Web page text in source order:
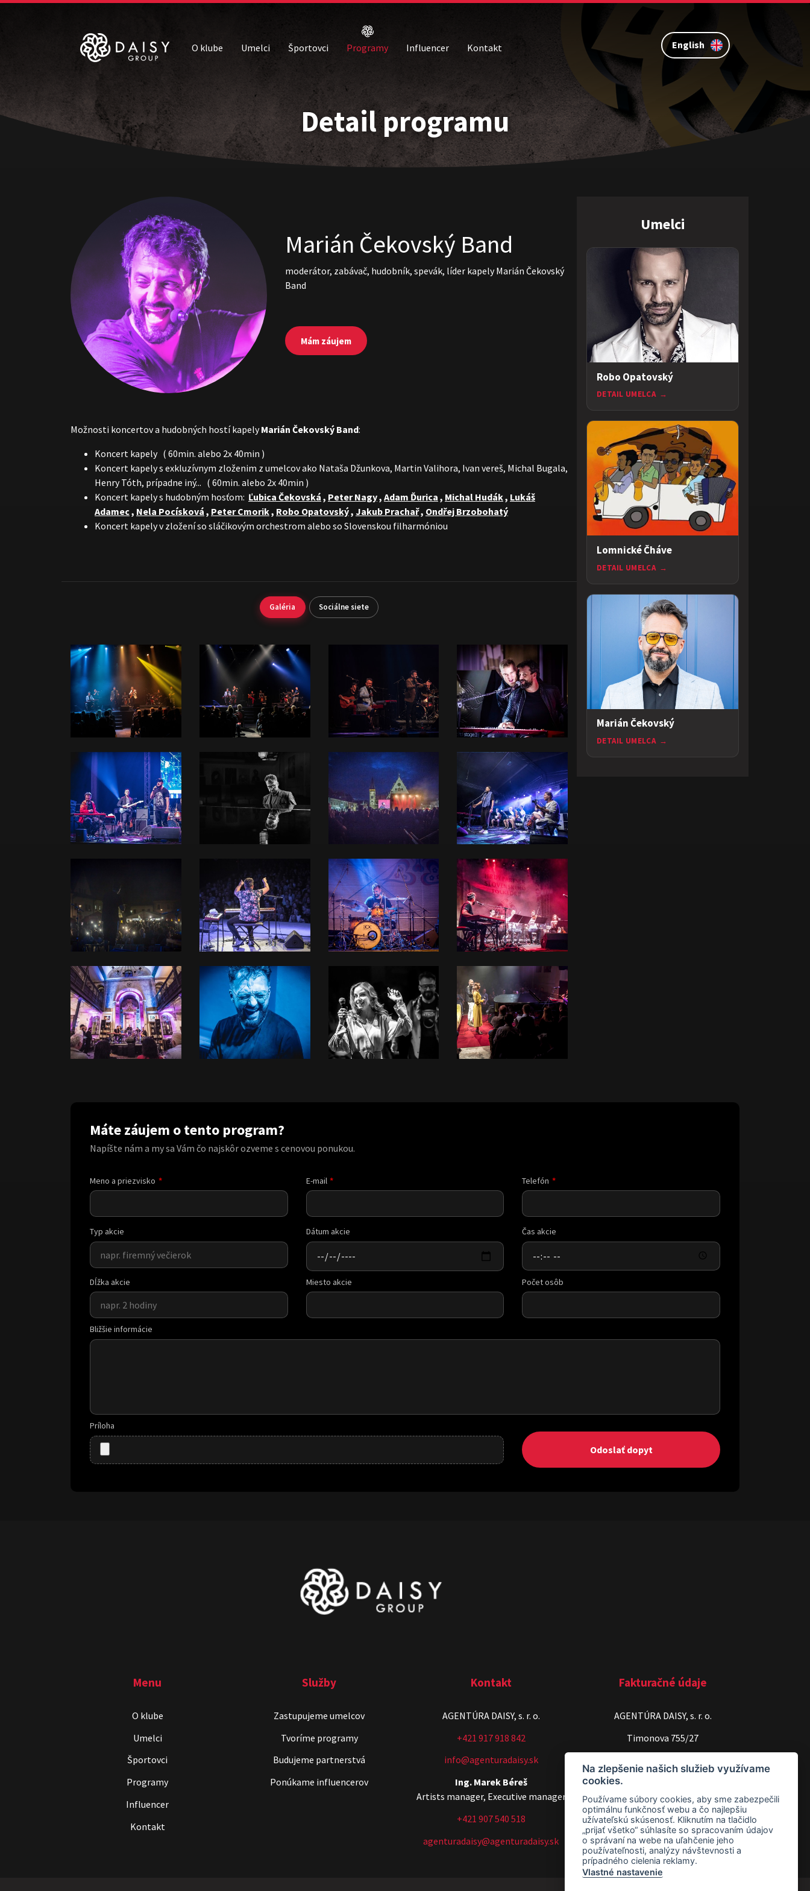
O klube Umelci Športovci Programy Influencer Kontakt English
Detail programu
Marián Čekovský Band
moderátor, zabávač, hudobník, spevák, líder kapely Marián Čekovský
Band
Mám záujem
Možnosti koncertov a hudobných hostí kapelyMarián Čekovský Band:
Koncert kapely ( 60min. alebo 2x 40min )
Koncert kapely s exkluzívnym zloženim z umelcov ako Nataša Džunkova, Martin Valihora, Ivan vereš, Michal Bugala,
Henry Tóth, prípadne iný... ( 60min. alebo 2x 40min )
Koncert kapely s hudobným hosťom: Ľubica Čekovská , Peter Nagy, Adam Ďurica , Michal Hudák, Lukáš
Adamec, Nela Pocísková , Peter Cmorik, Robo Opatovský, Jakub Prachař, Ondřej Brzobohatý
Koncert kapely v zložení so sláčikovým orchestrom alebo so Slovenskou filharmóniou
Galéria Sociálne siete
Umelci
Robo Opatovský
DETAIL UMELCA →
Lomnické Čháve
DETAIL UMELCA →
Marián Čekovský
DETAIL UMELCA →
Máte záujem o tento program?
Napíšte nám a my sa Vám čo najskôr ozveme s cenovou ponukou.
Meno a priezvisko E-mail Telefón
Typ akcie Dátum akcie Čas akcie
Dĺžka akcie Miesto akcie Počet osôb
Bližšie informácie
Príloha
Odoslať dopyt
Menu
O klube
Umelci
Športovci
Programy
Influencer
Kontakt
Služby
Zastupujeme umelcov
Tvoríme programy
Budujeme partnerstvá
Ponúkame influencerov
Kontakt
AGENTÚRA DAISY, s. r. o.
+421 917 918 842
info@agenturadaisy.sk
Ing. Marek Béreš
Artists manager, Executive manager
+421 907 540 518
agenturadaisy@agenturadaisy.sk
Fakturačné údaje
AGENTÚRA DAISY, s. r. o.
Timonova 755/27
IČ DPH: SK202 18 44 231
Na zlepšenie našich služieb využívame
cookies.
Používame súbory cookies, aby sme zabezpečili
optimálnu funkčnosť webu a čo najlepšiu
užívateľskú skúsenosť. Kliknutím na tlačidlo
„prijať všetko“ súhlasíte so spracovaním údajov
o správaní na webe na uľahčenie jeho
používateľnosti, analýzy návštevnosti a
prípadného cielenia reklamy.
Vlastné nastavenie